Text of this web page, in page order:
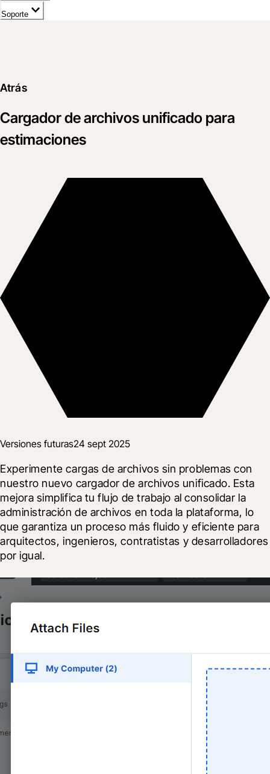
Soporte
Atrás
Cargador de archivos unificado para
estimaciones
Versiones futuras24 sept 2025
Experimente cargas de archivos sin problemas con
nuestro nuevo cargador de archivos unificado. Esta
mejora simplifica tu flujo de trabajo al consolidar la
administración de archivos en toda la plataforma, lo
que garantiza un proceso más fluido y eficiente para
arquitectos, ingenieros, contratistas y desarrolladores
por igual.